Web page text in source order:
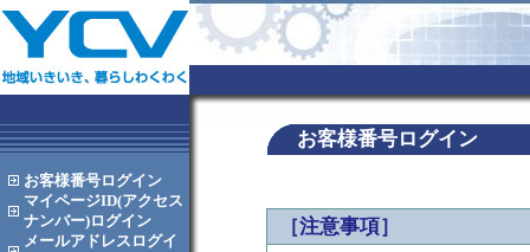
お客様番号ログイン
マイページID(アクセス
ナンバー)ログイン
メールアドレス ログイ
お客様番号ログイン
［注意事項］